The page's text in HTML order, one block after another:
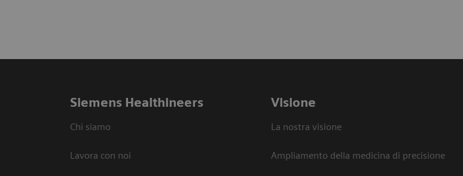
Siemens Healthineers
Chi siamo
Lavora con noi
Visione
La nostra visione
Ampliamento della medicina di precisione